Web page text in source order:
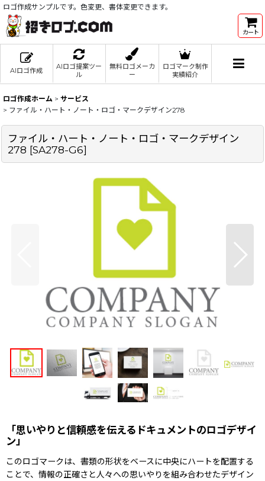
ロゴ作成サンプルです。色変更、書体変更できます。
カート
AIロゴ作成
AIロゴ提案ツー
ル
無料ロゴメーカ
ー
ロゴマーク制作
実績紹介
ロゴ作成ホーム > サービス
> ファイル・ハート・ノート・ロゴ・マークデザイン278
ファイル・ハート・ノート・ロゴ・マークデザイン
278 [SA278-G6]
「思いやりと信頼感を伝えるドキュメントのロゴデザイ
ン」
このロゴマークは、書類の形状をベースに中央にハートを配置する
ことで、情報の正確さと人々への思いやりを組み合わせたデザイン